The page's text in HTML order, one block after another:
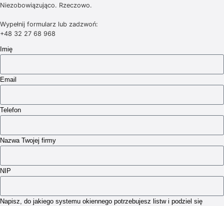
Niezobowiązująco. Rzeczowo.
Wypełnij formularz lub zadzwoń:
+48 32 27 68 968
Imię
Email
Telefon
Nazwa Twojej firmy
NIP
Napisz, do jakiego systemu okiennego potrzebujesz listw i podziel się